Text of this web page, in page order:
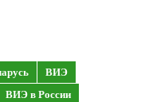
ВИЭ
ВИЭ в России